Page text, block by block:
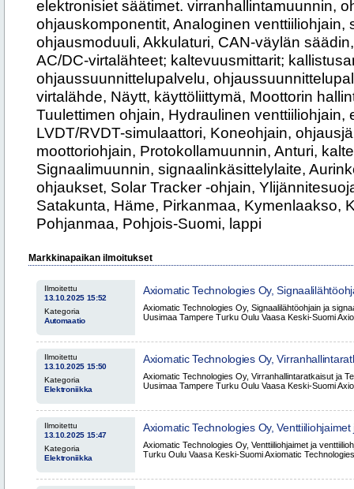
elektronisiet säätimet. virranhallintamuunnin,
ohjauskomponentit, Analoginen venttiiliohjain,
ohjausmoduuli, Akkulaturi, CAN-väylän
AC/DC-virtalähteet; kaltevuusmittarit;
ohjaussuunnittelupalvelu,
virtalähde, Näytt, käyttöliittymä, Moottorin
Tuulettimen ohjain, Hydraulinen venttiiliohjain,
LVDT/RVDT-simulaattori, Koneohjain,
moottoriohjain, Protokollamuunnin, Anturi,
Signaalimuunnin, signaalinkäsittelylaite,
ohjaukset, Solar Tracker -ohjain,
Satakunta, Häme, Pirkanmaa, Kymenlaakso,
Pohjanmaa, Pohjois-Suomi, lappi
Markkinapaikan ilmoitukset
Ilmoitettu
13.10.2025 15:52
Kategoria
Automaatio
Axiomatic Technologies Oy,
Pirkanmaa Uusimaa Tampere Turku Oulu
Axiomatic Technologies Oy, Signaalilähtöohjain ja
Uusimaa Tampere Turku Oulu Vaasa Keski-Suomi
Ilmoitettu
13.10.2025 15:50
Kategoria
Elektroniikka
Axiomatic Technologies Oy,
Tehonhallintalaitteet Pirkanmaa Uusimaa
Vaasa Keski-Suomi
Axiomatic Technologies Oy, Virranhallintaratkaisut ja
Uusimaa Tampere Turku Oulu Vaasa Keski-Suomi
Ilmoitettu
13.10.2025 15:47
Kategoria
Elektroniikka
Axiomatic Technologies Oy,
Pirkanmaa Uusimaa Turku Oulu Vaasa
Axiomatic Technologies Oy, Venttiiliohjaimet ja
Turku Oulu Vaasa Keski-Suomi Axiomatic